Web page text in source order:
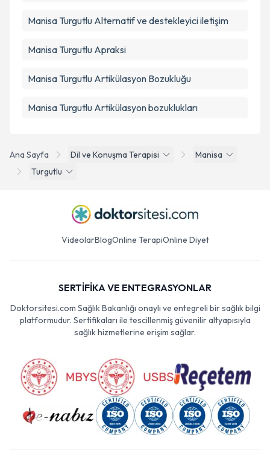
Ana Sayfa Dil ve Konuşma Terapisi
Manisa
Turgutlu
Manisa Turgutlu Alternatif ve destekleyici iletişim
Manisa Turgutlu Apraksi
Manisa Turgutlu Artikülasyon Bozukluğu
Manisa Turgutlu Artikülasyon bozuklukları
VideolarBlogOnline TerapiOnline Diyet
SERTİFİKA VE ENTEGRASYONLAR
Doktorsitesi.com Sağlık Bakanlığı onaylı ve entegreli bir sağlık bilgi
platformudur. Sertifikaları ile tescillenmiş güvenilir altyapısıyla
sağlık hizmetlerine erişim sağlar.